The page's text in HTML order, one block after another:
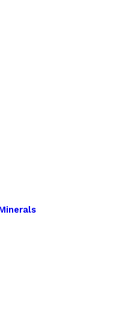
Kies voor het gemak
van drukknopen
te maken. Voeg een
aan je projecten met
ze mooi op te
warme fohn.
product weer op